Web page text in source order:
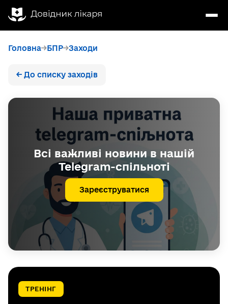
Головна БПР Заходи
← До списку заходів
Всі важливі новини в нашій
Telegram-спільноті
Зареєструватися
ТРЕНІНГ